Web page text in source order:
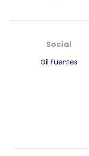
Social
Gil Fuentes